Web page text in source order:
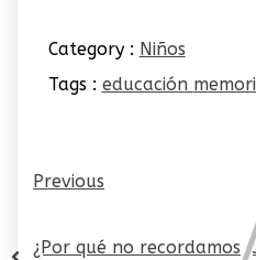
Category : Niños
Tags : educación
Previous
¿Por qué no recordamos